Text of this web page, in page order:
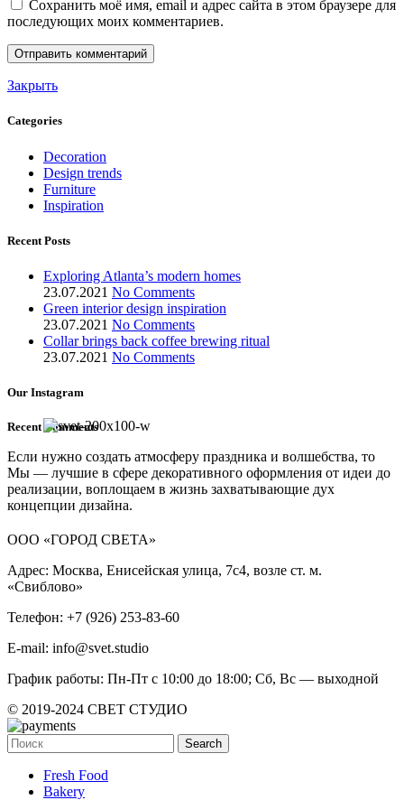
Сохранить моё имя, email и адрес сайта в этом браузере для
последующих моих комментариев.
Закрыть
Categories
Decoration
Design trends
Furniture
Inspiration
Recent Posts
Exploring Atlanta’s modern homes
23.07.2021 No Comments
Green interior design inspiration
23.07.2021 No Comments
Collar brings back coffee brewing ritual
23.07.2021 No Comments
Our Instagram
Recent Comments
Если нужно создать атмосферу праздника и волшебства, то
Мы — лучшие в сфере декоративного оформления от идеи до
реализации, воплощаем в жизнь захватывающие дух
концепции дизайна.
ООО «ГОРОД СВЕТА»
Адрес: Москва, Енисейская улица, 7с4, возле ст. м.
«Свиблово»
Телефон: +7 (926) 253-83-60
E-mail: info@svet.studio
График работы: Пн-Пт с 10:00 до 18:00; Сб, Вс — выходной
© 2019-2024 СВЕТ СТУДИО
Search
Fresh Food
Bakery